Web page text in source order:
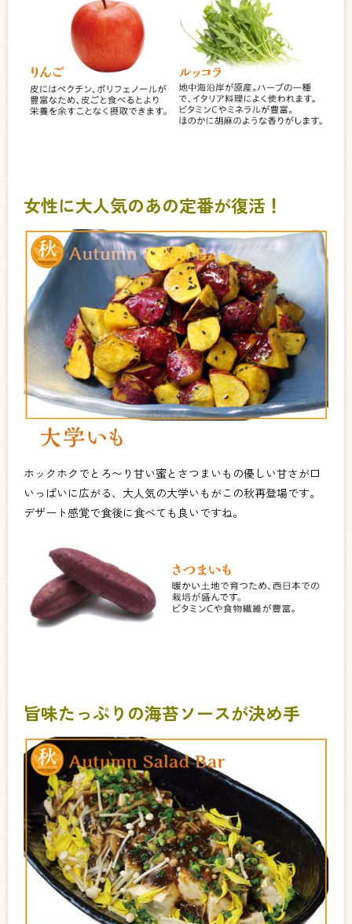
女性に大人気のあの定番が復活！
ホックホクでとろ〜り甘い蜜とさつまいもの優しい甘さが口
いっぱいに広がる、大人気の大学いもがこの秋再登場です。
デザート感覚で食後に食べても良いですね。
旨味たっぷりの海苔ソースが決め手